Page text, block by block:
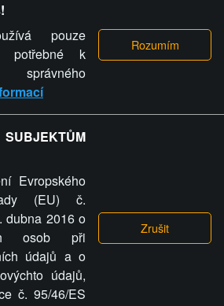
které se toto opatření provozovatele
která umístila fotografii nebo video na
odstranění fotografie, videa nebo
uvedenou okolnost uplatnit vůči
žádný nárok na náhradu škody nebo
nemajetkové újmy.
Svět není zvrácenej. To jen
ty lidi...
PODMÍNKY GDPR
pouze
potřebné k
Evropského
(EU) č.
dubna 2016 o
osob při
údajů a o
údajů,
č. 95/46/ES